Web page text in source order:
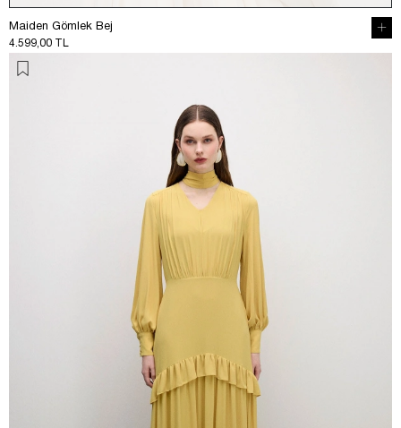
Maiden Gömlek Bej
4.599,00 TL